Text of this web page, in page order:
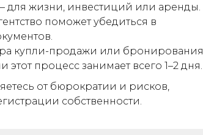
для жизни, инвестиций или аренды.
поможет убедиться в
купли-продажи или бронирования.
этот процесс занимает всего 1–2 дня.
от бюрократии и рисков,
собственности.